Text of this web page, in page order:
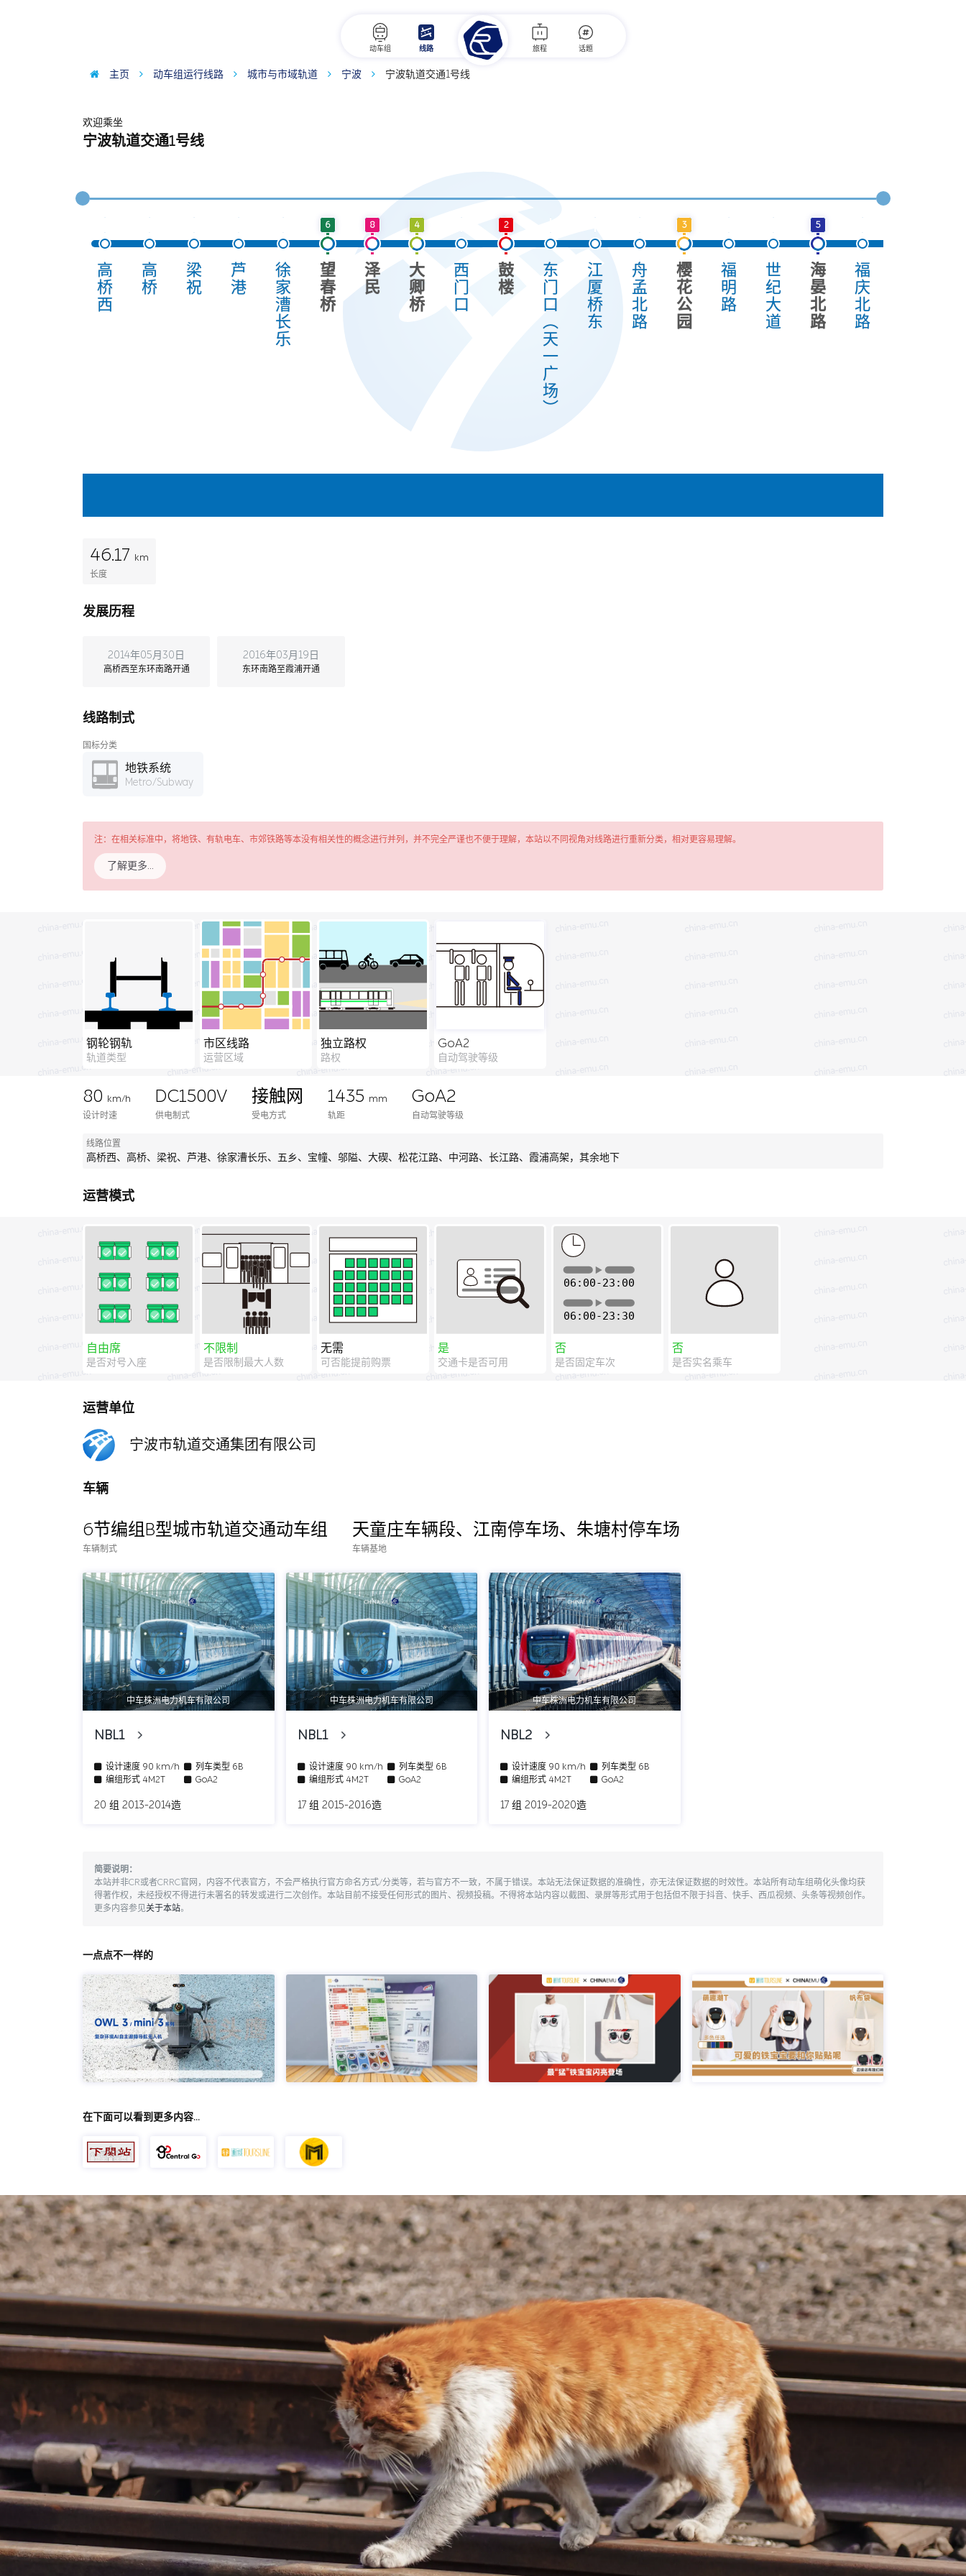
动车组 线路 旅程 话题
主页 动车组运行线路 城市与市域轨道 宁波 宁波轨道交通1号线
欢迎乘坐
宁波轨道交通1号线
高
桥
西
高
桥
梁
祝
芦
港
徐
家
漕
长
乐
6
望
春
桥
8
泽
民
4
大
卿
桥
西
门
口
2
鼓
楼
东
门
口
︵
天
一
广
场
︶
江
厦
桥
东
舟
孟
北
路
3
樱
花
公
园
福
明
路
世
纪
大
道
5
海
晏
北
路
福
庆
北
路
46.17 km
长度
发展历程
2014年05月30日
高桥西至东环南路开通
2016年03月19日
东环南路至霞浦开通
线路制式
国标分类
地铁系统
Metro/Subway
注：在相关标准中，将地铁、有轨电车、市郊铁路等本没有相关性的概念进行并列，并不完全严谨也不便于理解，本站以不同视角对线路进行重新分类，相对更容易理解。
了解更多…
钢轮钢轨
轨道类型
市区线路
运营区域
独立路权
路权
GoA2
自动驾驶等级
80 km/h
设计时速
DC1500V
供电制式
接触网
受电方式
1435 mm
轨距
GoA2
自动驾驶等级
线路位置
高桥西、高桥、梁祝、芦港、徐家漕长乐、五乡、宝幢、邬隘、大碶、松花江路、中河路、长江路、霞浦高架，其余地下
运营模式
自由席
是否对号入座
不限制
是否限制最大人数
无需
可否能提前购票
是
交通卡是否可用
否
是否固定车次
否
是否实名乘车
运营单位
宁波市轨道交通集团有限公司
车辆
6节编组B型城市轨道交通动车组
车辆制式
天童庄车辆段、江南停车场、朱塘村停车场
车辆基地
中车株洲电力机车有限公司
NBL1
设计速度 90 km/h 列车类型 6B
编组形式 4M2T GoA2
20 组 2013-2014造
中车株洲电力机车有限公司
NBL1
设计速度90 km/h 列车类型 6B
编组形式4M2T GoA2
17 组 2015-2016造
中车株洲电力机车有限公司
NBL2
设计速度 90 km/h 列车类型 6B
编组形式 4M2T GoA2
17 组 2019-2020造
简要说明：
本站并非CR或者CRRC官网，内容不代表官方，不会严格执行官方命名方式/分类等，若与官方不一致，不属于错误。本站无法保证数据的准确性，亦无法保证数据的时效性。本站所有动车组萌化头像均获
得著作权，未经授权不得进行未署名的转发或进行二次创作。本站目前不接受任何形式的图片、视频投稿。不得将本站内容以截图、录屏等形式用于包括但不限于抖音、快手、西瓜视频、头条等视频创作。
更多内容参见关于本站。
一点点不一样的
在下面可以看到更多内容…